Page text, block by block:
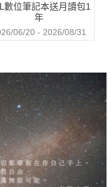
滅絕，只剩瑟曼建立
球會成為一個新世
誰死誰活，由瑟曼他們
數位筆記本送月讀包1
年
06/20 - 2026/08/31